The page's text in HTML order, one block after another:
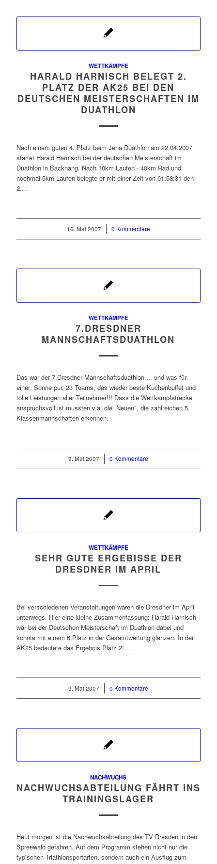
WETTKÄMPFE
HARALD HARNISCH BELEGT 2.
PLATZ DER AK25 BEI DEN
DEUTSCHEN MEISTERSCHAFTEN IM
DUATHLON
Nach einem guten 4. Platz beim Jena Duathlon am 22.04.2007
startet Harald Harnisch bei der deutschen Meisterschaft im
Duathlon in Backnang. Nach 10km Laufen - 40km Rad und
nochmal 5km Laufen belegte er mit einer Zeit von 01:58:31 den
2.…
16. Mai 2007 0 Kommentare
WETTKÄMPFE
7.DRESDNER
MANNSCHAFTSDUATHLON
Das war der 7.Dresdner Mannschaftsduathlon ... und was für
einer: Sonne pur, 23 Teams, das wieder beste Kuchenbuffet und
tolle Leistungen aller Teilnehmer!!! Dass die Wettkampfstrecke
anspruchsvoll ist mussten v.a. die „Neuen", die zahlreichen 5.
Klassenmannschaften erkennen.
9. Mai 2007 0 Kommentare
WETTKÄMPFE
SEHR GUTE ERGEBISSE DER
DRESDNER IM APRIL
Bei verschiedenen Veranstaltungen waren die Dresdner im April
unterwegs. Hier eine kleine Zusammenfassung: Harald Harnisch
war bei der Deutschen Meisterschaft im Duathlon dabei und
konnte mit einem 6.Platz in der Gesamtwertung glänzen. In der
AK25 bedeutete das Ergebnis Platz 2!…
9. Mai 2007 0 Kommentare
NACHWUCHS
NACHWUCHSABTEILUNG FÄHRT INS
TRAININGSLAGER
Heut morgen ist die Nachwuchsabteilung des TV Dresden in den
Spreewald gefahren. Auf dem Programm stehen nicht nur die
typischen Triathlonsportarten, sondern auch ein Ausflug zum